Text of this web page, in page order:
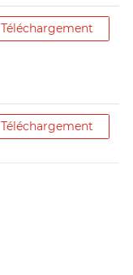
Téléchargement
Téléchargement